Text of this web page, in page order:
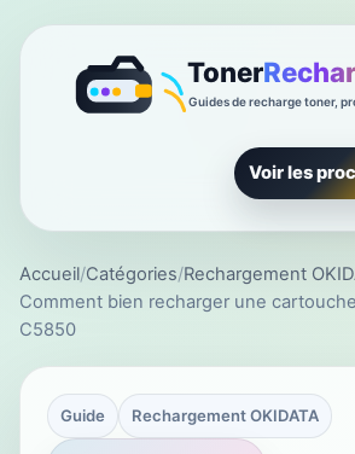
Voir les
Accueil/Catégories/Rechargement
Comment bien recharger une
C5850
Guide Rechargement OKIDATA